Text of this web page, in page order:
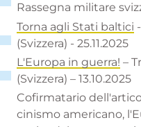
Rassegna militare
Torna agli Stati baltici
(Svizzera) - 25.11.2025
L'Europa in guerra! –
(Svizzera) – 13.10.2025
Cofirmatario
cinismo americano,